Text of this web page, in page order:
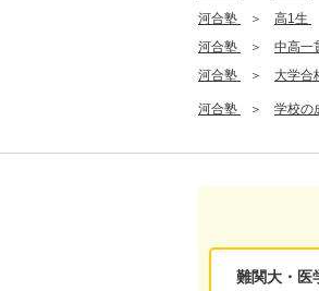
河合塾
高1生
河合塾
中高一
河合塾
大学合
河合塾 学校の
難関大・医